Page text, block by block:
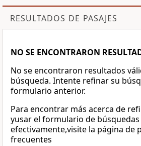
RESULTADOS DE PASAJES
NO SE ENCONTRARON
No se encontraron resultados
búsqueda. Intente refinar su
formulario anterior.
Para encontrar más acerca de
yusar el formulario de búsquedas
efectivamente,visite la página de
frecuentes